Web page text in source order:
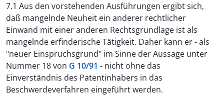
7.1 Aus den vorstehenden Ausführungen ergibt sich,
daß mangelnde Neuheit ein anderer rechtlicher
Einwand mit einer anderen Rechtsgrundlage ist als
mangelnde erfinderische Tätigkeit. Daher kann er - als
"neuer Einspruchsgrund" im Sinne der Aussage unter
Nummer 18 von G 10/91 - nicht ohne das
Einverständnis des Patentinhabers in das
Beschwerdeverfahren eingeführt werden.